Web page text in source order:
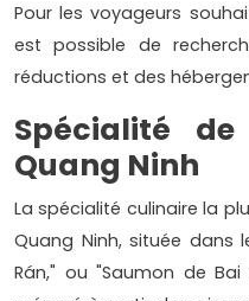
Pour les voyageurs
est possible de
réductions et des
Spécialité
Quang Ninh
La spécialité culinaire la
Quang Ninh, située dans
Rán," ou "Saumon de